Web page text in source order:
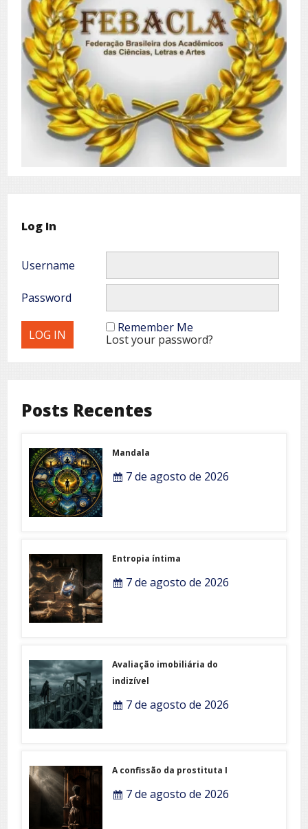
Log In
Username
Password
Remember Me
Lost your password?
Posts Recentes
Mandala
7 de agosto de 2026
Entropia íntima
7 de agosto de 2026
Avaliação imobiliária do
indizível
7 de agosto de 2026
A confissão da prostituta I
7 de agosto de 2026